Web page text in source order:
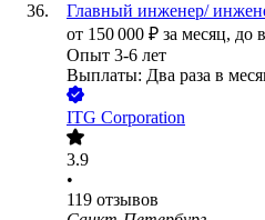
Главный инженер/
от 150 000 ₽ за месяц, до
Опыт 3-6 лет
Выплаты: Два раза в
ITG Corporation
3.9
•
119 отзывов